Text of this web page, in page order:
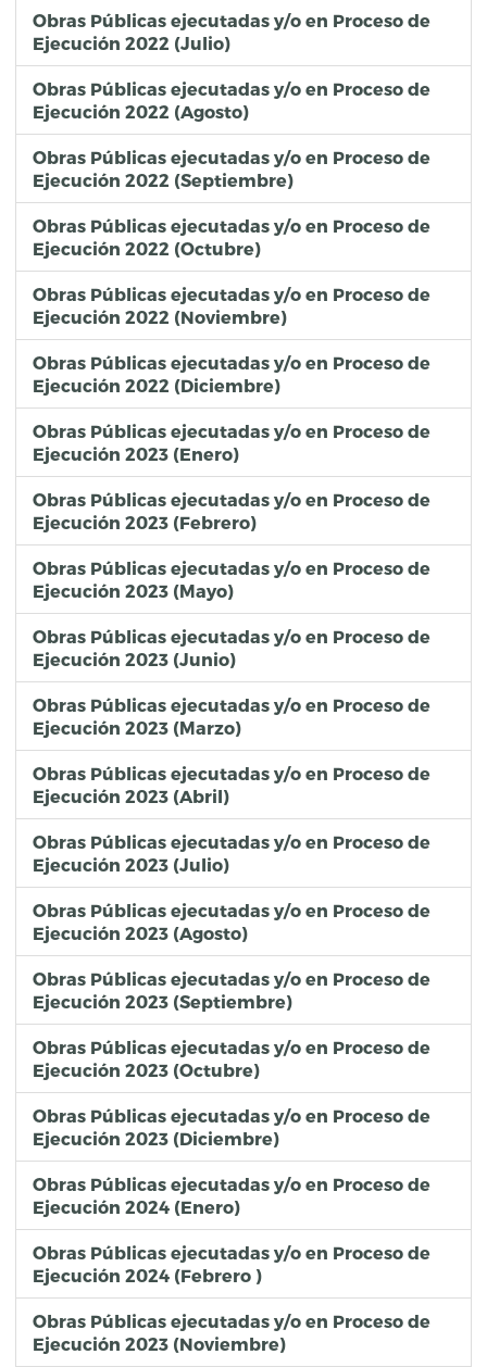
Obras Públicas ejecutadas y/o en Proceso de
Ejecución 2022 (Julio)
Obras Públicas ejecutadas y/o en Proceso de
Ejecución 2022 (Agosto)
Obras Públicas ejecutadas y/o en Proceso de
Ejecución 2022 (Septiembre)
Obras Públicas ejecutadas y/o en Proceso de
Ejecución 2022 (Octubre)
Obras Públicas ejecutadas y/o en Proceso de
Ejecución 2022 (Noviembre)
Obras Públicas ejecutadas y/o en Proceso de
Ejecución 2022 (Diciembre)
Obras Públicas ejecutadas y/o en Proceso de
Ejecución 2023 (Enero)
Obras Públicas ejecutadas y/o en Proceso de
Ejecución 2023 (Febrero)
Obras Públicas ejecutadas y/o en Proceso de
Ejecución 2023 (Mayo)
Obras Públicas ejecutadas y/o en Proceso de
Ejecución 2023 (Junio)
Obras Públicas ejecutadas y/o en Proceso de
Ejecución 2023 (Marzo)
Obras Públicas ejecutadas y/o en Proceso de
Ejecución 2023 (Abril)
Obras Públicas ejecutadas y/o en Proceso de
Ejecución 2023 (Julio)
Obras Públicas ejecutadas y/o en Proceso de
Ejecución 2023 (Agosto)
Obras Públicas ejecutadas y/o en Proceso de
Ejecución 2023 (Septiembre)
Obras Públicas ejecutadas y/o en Proceso de
Ejecución 2023 (Octubre)
Obras Públicas ejecutadas y/o en Proceso de
Ejecución 2023 (Diciembre)
Obras Públicas ejecutadas y/o en Proceso de
Ejecución 2024 (Enero)
Obras Públicas ejecutadas y/o en Proceso de
Ejecución 2024 (Febrero )
Obras Públicas ejecutadas y/o en Proceso de
Ejecución 2023 (Noviembre)